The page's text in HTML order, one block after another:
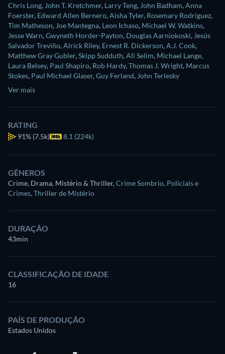
Chris Long, John T. Kretchmer, Larry Teng, John Badham,Anna
Foerster, Edward Allen Bernero,Aisha Tyler, Rosemary Rodriguez,
Tim Matheson, Joe Mantegna, Leon Ichaso, Michael W. Watkins,
Jesse Warn,Gwyneth Horder-Payton, Douglas Aarniokoski, Jesús
Salvador Treviño,Alrick Riley, Ernest R. Dickerson,A.J. Cook,
Matthew Gray Gubler,Skipp Sudduth,Ali Selim, Michael Lange,
Laura Belsey, Paul Shapiro, Rob Hardy,Thomas J. Wright, Marcus
Stokes, Paul Michael Glaser,Guy Ferland, John Terlesky
Ver mais
RATING
91% (7.5k) 8.1 (224k)
GÊNEROS
Crime, Drama, Mistério & Thriller,Crime Sombrio, Policiais e
Crimes, Thriller de Mistério
DURAÇÃO
43min
CLASSIFICAÇÃO DE IDADE
16
PAÍS DE PRODUÇÃO
Estados Unidos